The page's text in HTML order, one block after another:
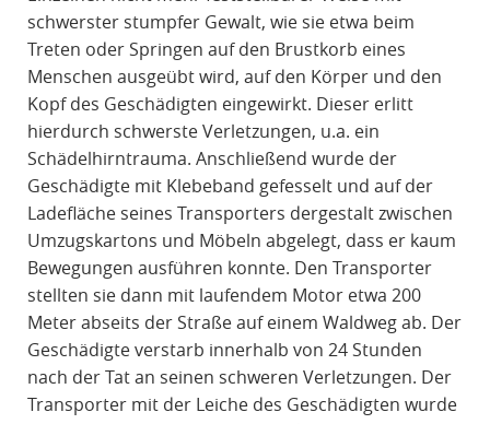
schwerster stumpfer Gewalt, wie sie etwa beim
Treten oder Springen auf den Brustkorb eines
Menschen ausgeübt wird, auf den Körper und den
Kopf des Geschädigten eingewirkt. Dieser erlitt
hierdurch schwerste Verletzungen, u.a. ein
Schädelhirntrauma. Anschließend wurde der
Geschädigte mit Klebeband gefesselt und auf der
Ladefläche seines Transporters dergestalt zwischen
Umzugskartons und Möbeln abgelegt, dass er kaum
Bewegungen ausführen konnte. Den Transporter
stellten sie dann mit laufendem Motor etwa 200
Meter abseits der Straße auf einem Waldweg ab. Der
Geschädigte verstarb innerhalb von 24 Stunden
nach der Tat an seinen schweren Verletzungen. Der
Transporter mit der Leiche des Geschädigten wurde